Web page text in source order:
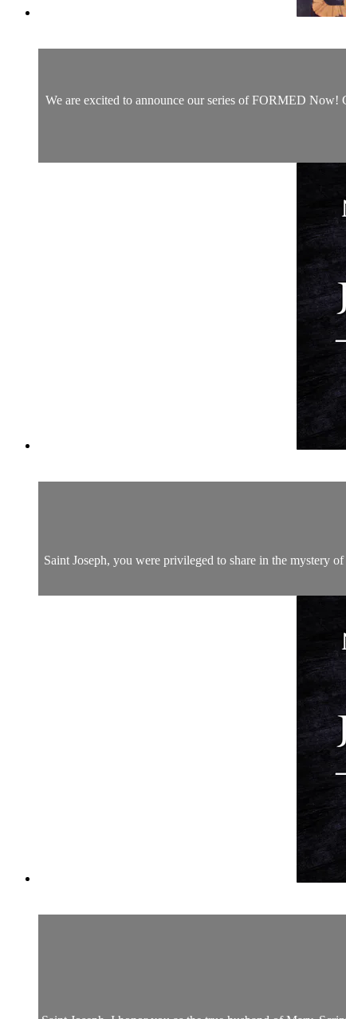
We are excited to announce our series of FORMED Now!
Saint Joseph, you were privileged to share in the mystery